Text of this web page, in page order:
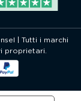
| Tutti i marchi
proprietari.